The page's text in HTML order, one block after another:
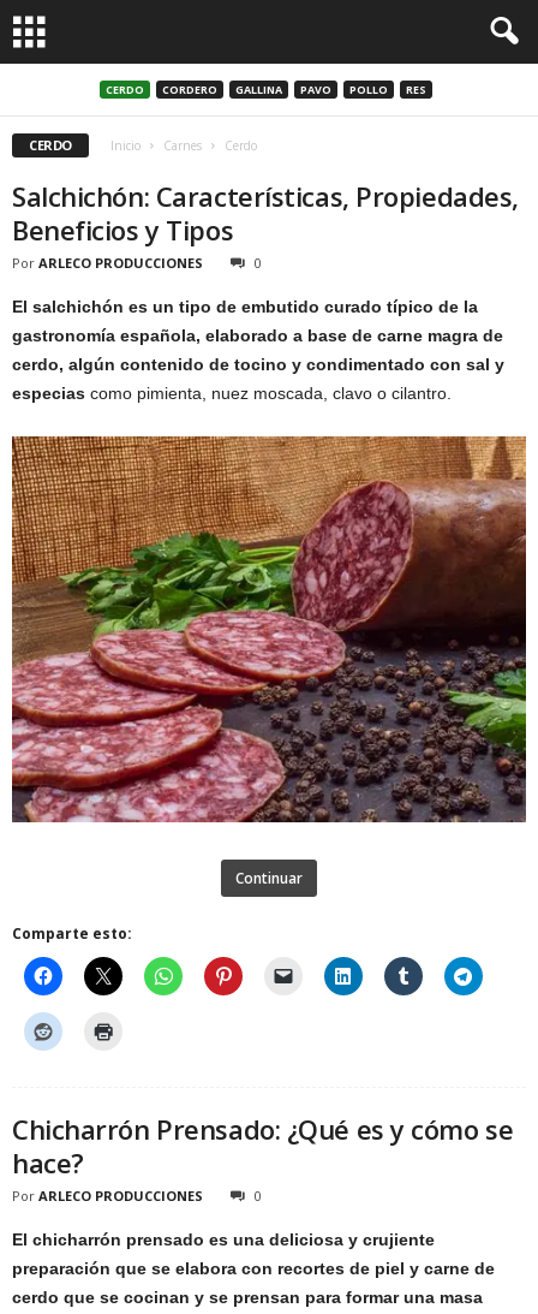
CERDO CORDERO GALLINA PAVO POLLO RES
CERDO Inicio Carnes Cerdo
Salchichón: Características, Propiedades,
Beneficios y Tipos
Por ARLECO PRODUCCIONES 0
El salchichón es un tipo de embutido curado típico de la
gastronomía española, elaborado a base de carne magra de
cerdo, algún contenido de tocino y condimentado con sal y
especias como pimienta, nuez moscada, clavo o cilantro.
Continuar
Comparte esto:
Chicharrón Prensado: ¿Qué es y cómo se
hace?
Por ARLECO PRODUCCIONES 0
El chicharrón prensado es una deliciosa y crujiente
preparación que se elabora con recortes de piel y carne de
cerdo que se cocinan y se prensan para formar una masa